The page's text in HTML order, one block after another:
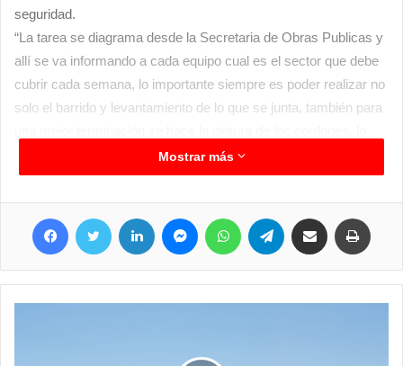
seguridad.
“La tarea se diagrama desde la Secretaria de Obras Publicas y
allí se va informando a cada equipo cual es el sector que debe
cubrir cada semana, lo importante siempre es poder realizar no
solo el barrido y levantamiento de lo que se junta, también para
cual cambia mucho el aspecto de nuestras distintas calles de
pavimento” decía Juan Carlos Morel, quien resaltó una vez
más el arduo trabajo de los municipales en cada una de las
áreas.
Mostrar más
Facebook Twitter LinkedIn MessengerWhatsApp Telegram Compartir por correo electrónico